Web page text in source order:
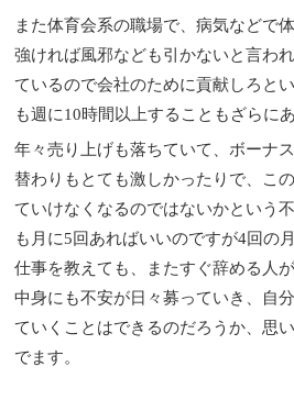
また体育会系の職場で、病気などで
強ければ風邪なども引かないと言わ
ているので会社のために貢献しろと
も週に10時間以上することもざらにあ
年々売り上げも落ちていて、ボーナ
替わりもとても激しかったりで、こ
ていけなくなるのではないかという
も月に5回あればいいのですが4回の
仕事を教えても、またすぐ辞める人
中身にも不安が日々募っていき、自
ていくことはできるのだろうか、思
でます。